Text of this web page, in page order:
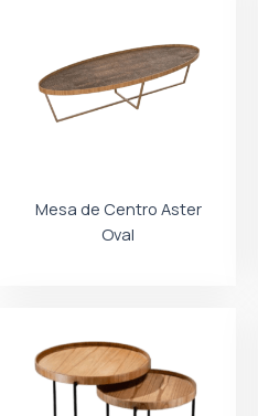
Mesa de Centro Aster
Oval